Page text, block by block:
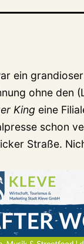
ein
ohne den
King eine
schon
Straße.